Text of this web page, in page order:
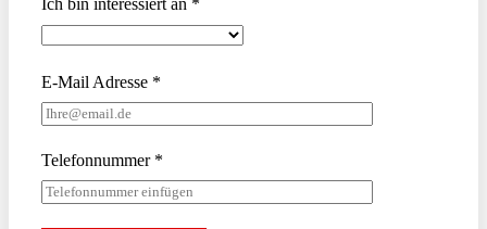
E-Mail Adresse *
Telefonnummer *